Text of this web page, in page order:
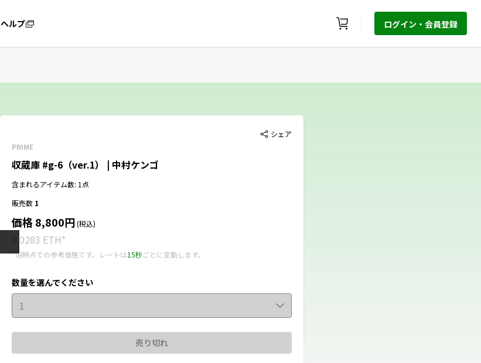
ヘルプ ログイン・会員登録
シェア
PRIME
収蔵庫 #g-6（ver.1） | 中村ケンゴ
含まれるアイテム数: 1点
販売数 1
価格 8,800円(税込)
0.0283 ETH*
*現時点での参考価格です。レートは15秒ごとに変動します。
数量を選んでください
1
売り切れ